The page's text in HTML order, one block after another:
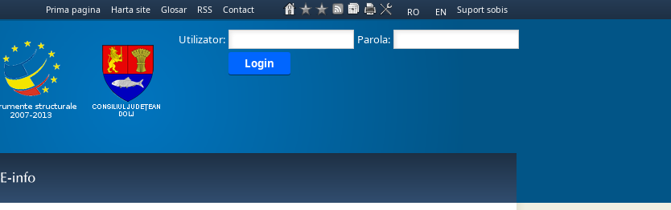
Prima pagina Harta site Glosar RSS Contact RO EN Suport sobis
Utilizator:
Parola:
Login
E-info